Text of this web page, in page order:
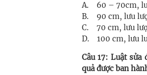
A. 60 – 70cm,
B. 90 cm, lưu
C. 70 cm, lưu
D. 100 cm, lưu
Câu 17: Luật
quả được ban